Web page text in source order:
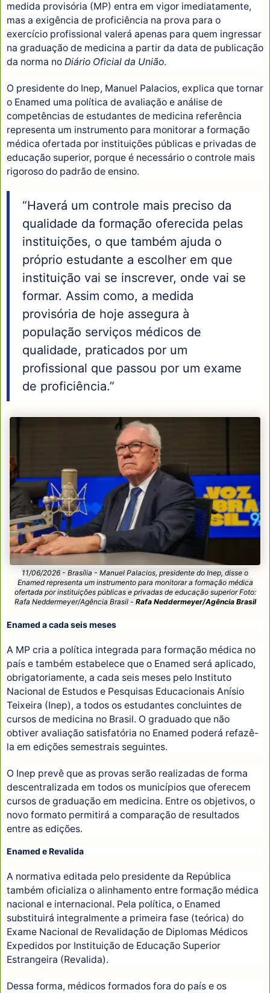
medida provisória (MP) entra em vigor imediatamente,
mas a exigência de proficiência na prova para o
exercício profissional valerá apenas para quem ingressar
na graduação de medicina a partir da data de publicação
da norma no Diário Oficial da União.
O presidente do Inep, Manuel Palacios, explica que tornar
o Enamed uma política de avaliação e análise de
competências de estudantes de medicina referência
representa um instrumento para monitorar a formação
médica ofertada por instituições públicas e privadas de
educação superior, porque é necessário o controle mais
rigoroso do padrão de ensino.
“Haverá um controle mais preciso da
qualidade da formação oferecida pelas
instituições, o que também ajuda o
próprio estudante a escolher em que
instituição vai se inscrever, onde vai se
formar. Assim como, a medida
provisória de hoje assegura à
população serviços médicos de
qualidade, praticados por um
profissional que passou por um exame
de proficiência.”
11/06/2026 - Brasília - Manuel Palacios, presidente do Inep, disse o
Enamed representa um instrumento para monitorar a formação médica
ofertada por instituições públicas e privadas de educação superior Foto:
Rafa Neddermeyer/Agência Brasil - Rafa Neddermeyer/Agência Brasil
Enamed a cada seis meses
A MP cria a política integrada para formação médica no
país e também estabelece que o Enamed será aplicado,
obrigatoriamente, a cada seis meses pelo Instituto
Nacional de Estudos e Pesquisas Educacionais Anísio
Teixeira (Inep), a todos os estudantes concluintes de
cursos de medicina no Brasil. O graduado que não
obtiver avaliação satisfatória no Enamed poderá refazê-
la em edições semestrais seguintes.
O Inep prevê que as provas serão realizadas de forma
descentralizada em todos os municípios que oferecem
cursos de graduação em medicina. Entre os objetivos, o
novo formato permitirá a comparação de resultados
entre as edições.
Enamed e Revalida
A normativa editada pelo presidente da República
também oficializa o alinhamento entre formação médica
nacional e internacional. Pela política, o Enamed
substituirá integralmente a primeira fase (teórica) do
Exame Nacional de Revalidação de Diplomas Médicos
Expedidos por Instituição de Educação Superior
Estrangeira (Revalida).
Dessa forma, médicos formados fora do país e os